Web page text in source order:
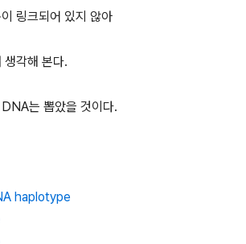
링크되어 있지 않아
생각해 본다.
는 뽑았을 것이다.
haplotype